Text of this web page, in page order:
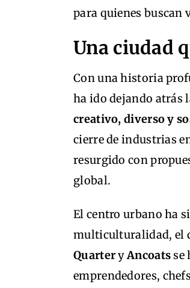
para quienes buscan
Una ciudad
Con una historia
ha ido dejando atrás
creativo, diverso y
cierre de industrias
resurgido con
global.
El centro urbano ha
multiculturalidad, el
QuarteryAncoatsse
emprendedores,